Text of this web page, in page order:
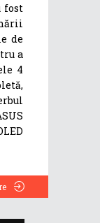
fost
de
a
4